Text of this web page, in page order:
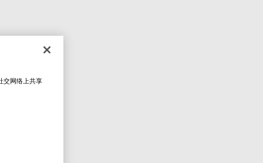
交网络上共享